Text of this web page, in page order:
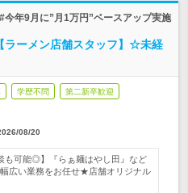
年9月に”月1万円”ベースアップ実施
ーメン店舗スタッフ】☆未経
学歴不問 第二新卒歓迎
08/20
も可能◎】『らぁ麺はやし田』など
広い業務をお任せ★店舗オリジナル